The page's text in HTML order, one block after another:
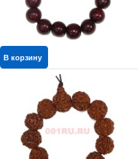
В корзину